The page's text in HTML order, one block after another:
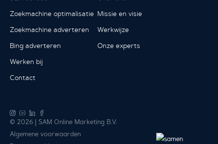
Zoekmachine optimalisatie
Zoekmachine adverteren
Bing adverteren
Missie en visie
Werkwijze
Onze experts
Werken bij
Contact
© 2026 | SAM Online Marketing B.V.
Algemene voorwaarden